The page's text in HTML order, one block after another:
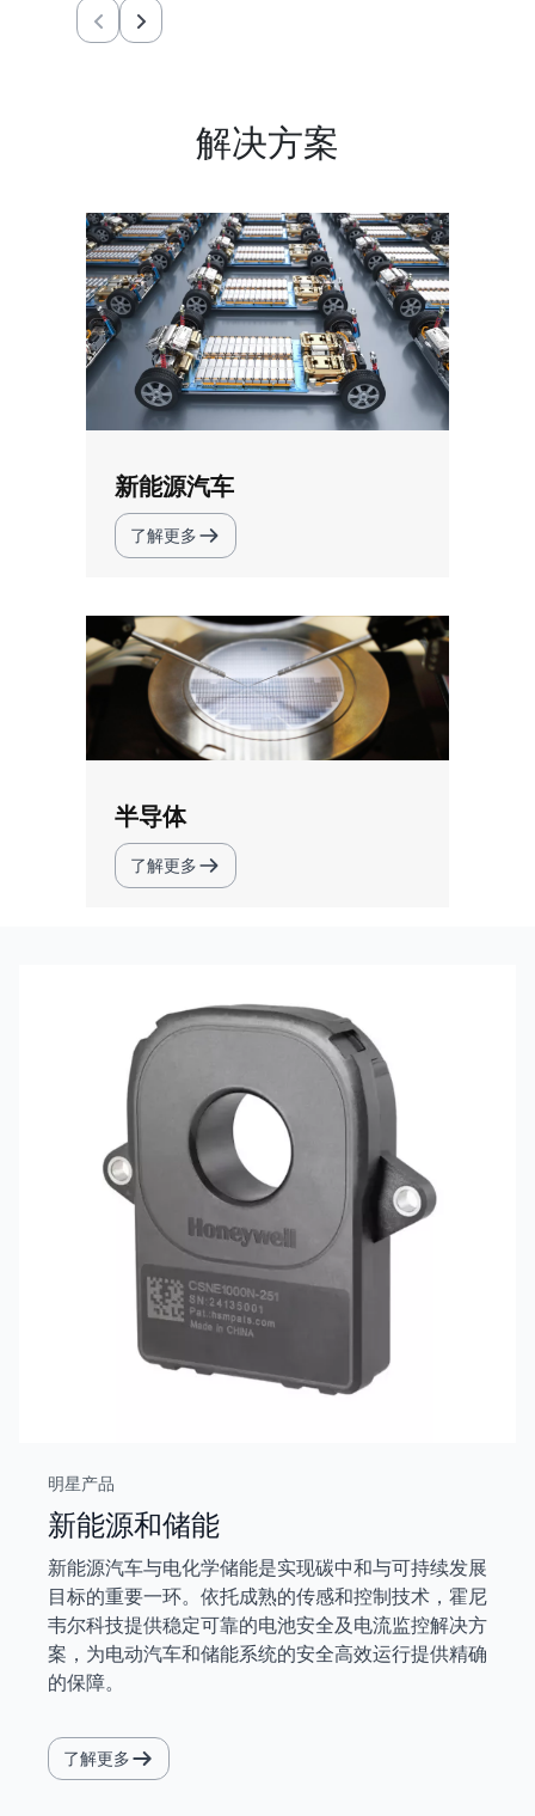
解决方案
新能源汽车
了解更多
半导体
了解更多
明星产品
新能源和储能
新能源汽车与电化学储能是实现碳中和与可持续发展
目标的重要一环。依托成熟的传感和控制技术，霍尼
韦尔科技提供稳定可靠的电池安全及电流监控解决方
案，为电动汽车和储能系统的安全高效运行提供精确
的保障。
了解更多